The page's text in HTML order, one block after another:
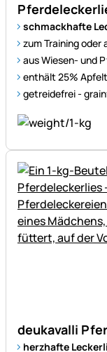
schmackhafte
zum Training oder
aus Wiesen- und
enthält 25%
getreidefrei -
deukavalli
herzhafte